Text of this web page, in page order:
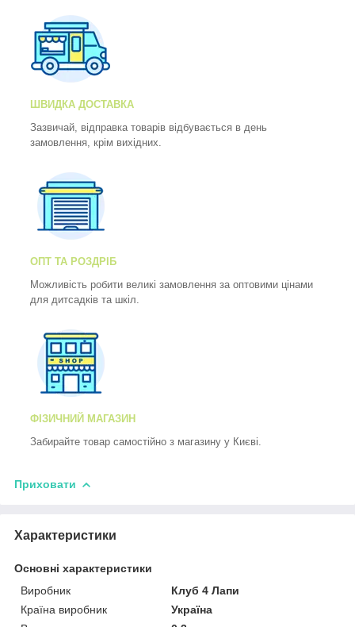
ШВИДКА ДОСТАВКА
Зазвичай, відправка товарів відбувається в день
замовлення, крім вихідних.
ОПТ ТА РОЗДРІБ
Можливість робити великі замовлення за оптовими цінами
для дитсадків та шкіл.
ФІЗИЧНИЙ МАГАЗИН
Забирайте товар самостійно з магазину у Києві.
Приховати
Характеристики
Основні характеристики
Виробник
Клуб 4 Лапи
Країна виробник
Україна